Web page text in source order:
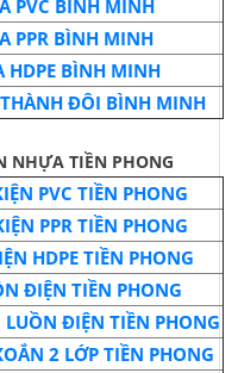
PVC BÌNH MINH
PPR BÌNH MINH
HDPE BÌNH MINH
ĐÔI BÌNH MINH
NHỰA TIỀN PHONG
PVC TIỀN PHONG
PPR TIỀN PHONG
HDPE TIỀN PHONG
ĐIỆN TIỀN PHONG
ĐIỆN TIỀN PHONG
2 LỚP TIỀN PHONG